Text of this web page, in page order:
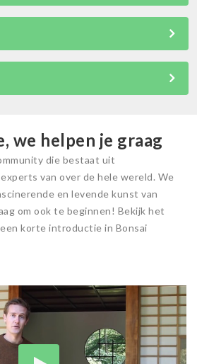
we helpen je graag
die bestaat uit
van over de hele wereld. We
en levende kunst van
om ook te beginnen! Bekijk het
korte introductie in Bonsai